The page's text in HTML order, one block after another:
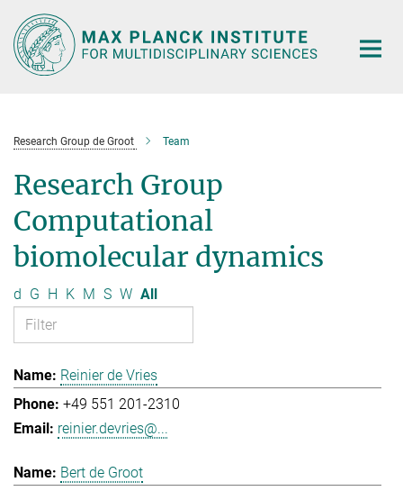
Main-
Content
Research Group de Groot Team
Research Group
Computational
biomolecular dynamics
d G H K M S W All
Reinier de Vries
+49 551 201-2310
reinier.devries@...
Bert de Groot